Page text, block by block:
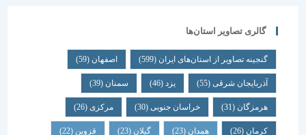
گالری تصاویر استان‌ها
گنجینه تصاویر از استان‌های ایران(599) اصفهان (59)
آذربایجان شرقی(55) یزد سمنان (39)
هرمزگان(31) خراسان جنوبی(30) مرکزی (26)
همدان گیلان قزوین